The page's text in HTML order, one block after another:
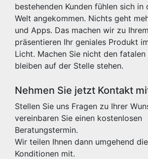
bestehenden Kunden fühlen sich in
Welt angekommen. Nichts geht
und Apps. Das machen wir zu
präsentieren Ihr geniales Produkt
Licht. Machen Sie nicht den fatalen
bleiben auf der Stelle stehen.
Nehmen Sie jetzt Kontakt
Stellen Sie uns Fragen zu Ihrer
vereinbaren Sie einen kostenlosen
Beratungstermin.
Wir teilen Ihnen dann umgehend
Konditionen mit.